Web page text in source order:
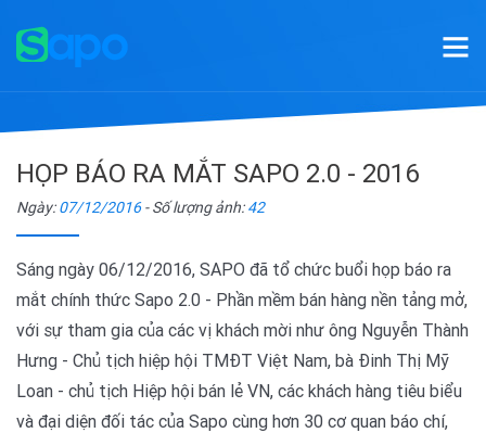
HỌP BÁO RA MẮT SAPO 2.0 - 2016
Ngày:07/12/2016- Số lượng ảnh:42
Sáng ngày 06/12/2016, SAPO đã tổ chức buổi họp báo ra
mắt chính thức Sapo 2.0 - Phần mềm bán hàng nền tảng mở,
với sự tham gia của các vị khách mời như ông Nguyễn Thành
Hưng - Chủ tịch hiệp hội TMĐT Việt Nam, bà Đinh Thị Mỹ
Loan - chủ tịch Hiệp hội bán lẻ VN, các khách hàng tiêu biểu
và đại diện đối tác của Sapo cùng hơn 30 cơ quan báo chí,